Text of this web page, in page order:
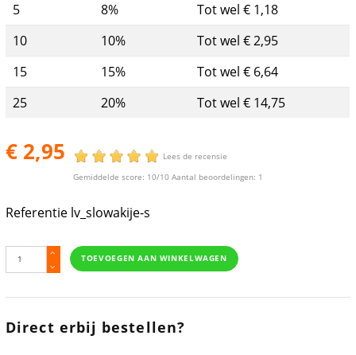
5
8%
Tot wel € 1,18
10
10%
Tot wel € 2,95
15
15%
Tot wel € 6,64
25
20% Tot wel € 14,75
€ 2,95
Lees de recensie
Gemiddelde score: 10/10 Aantal beoordelingen: 1
Referentie lv_slowakije-s
TOEVOEGEN AAN WINKELWAGEN
Direct erbij bestellen?